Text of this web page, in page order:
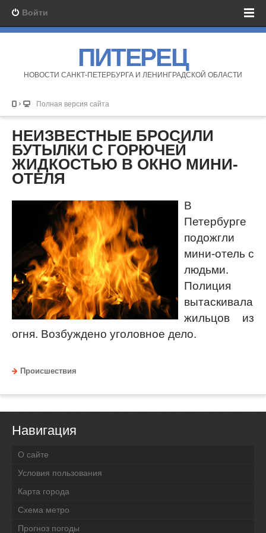
Войти
ПИТЕРЕЦ
НОВОСТИ САНКТ-ПЕТЕРБУРГА И ЛЕНИНГРАДСКОЙ ОБЛАСТИ
Полная версия сайта
НЕИЗВЕСТНЫЕ БРОСИЛИ
БУТЫЛКИ С ГОРЮЧЕЙ
ЖИДКОСТЬЮ В ОКНО МИНИ-
ОТЕЛЯ
В
Петербурге
подожгли
мини-отель с
людьми.
Полиция
вытаскивала
жильцов из
огня. Возбуждено уголовное дело.
Происшествия
Навигация
О сайте
Условия пользования
Карта города
Схема метро
Прогноз погоды